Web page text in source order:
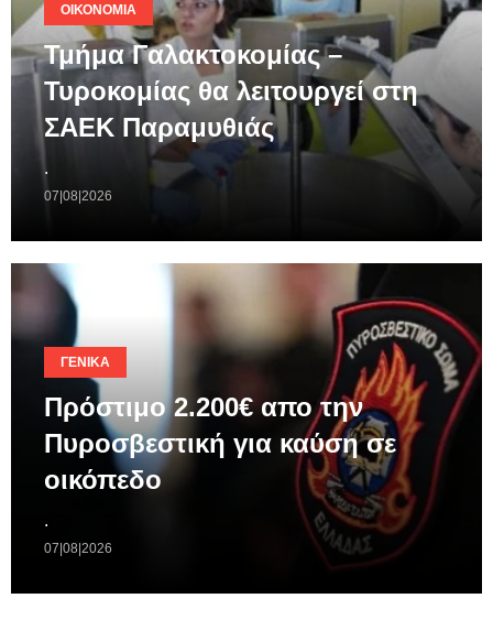
ΟΙΚΟΝΟΜΊΑ
Τμήμα Γαλακτοκομίας –
Τυροκομίας θα λειτουργεί στη
ΣΑΕΚ Παραμυθιάς
.
07|08|2026
ΓΕΝΙΚΆ
Πρόστιμο 2.200€ απο την
Πυροσβεστική για καύση σε
οικόπεδο
.
07|08|2026